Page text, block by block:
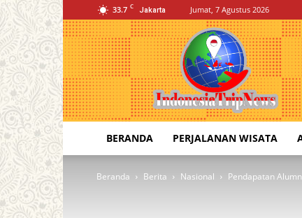
33.7 C Jakarta Jumat, 7 Agustus 2026
Indonesia
Trip
News
BERANDA PERJALANAN WISATA
Beranda Berita Nasional Pendapatan